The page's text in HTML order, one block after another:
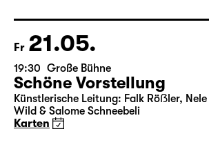
18:45 + 19:00 Einführung im Rangfoyer
Karten
Fr 21.05.
19:30 Große Bühne
Schöne Vorstellung